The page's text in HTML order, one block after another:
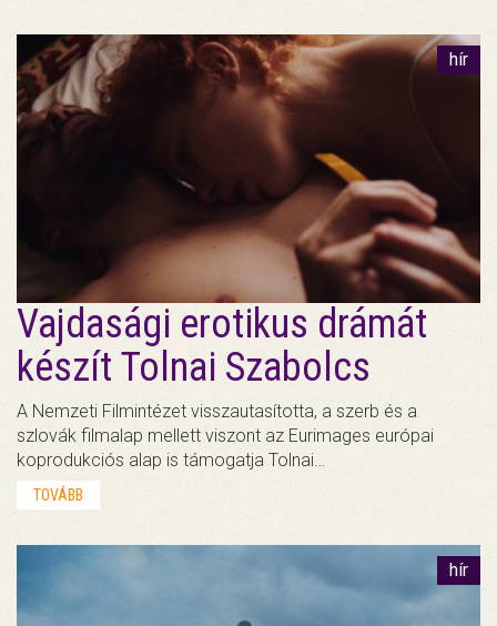
hír
Vajdasági erotikus drámát
készít Tolnai Szabolcs
A Nemzeti Filmintézet visszautasította, a szerb és a
szlovák filmalap mellett viszont az Eurimages európai
koprodukciós alap is támogatja Tolnai…
TOVÁBB
hír